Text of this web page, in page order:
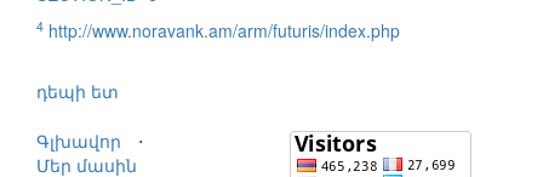
4 http://www.noravank.am/arm/futuris/index.php
դեպի ետ
Գլխավոր
⋅
Մեր մասին